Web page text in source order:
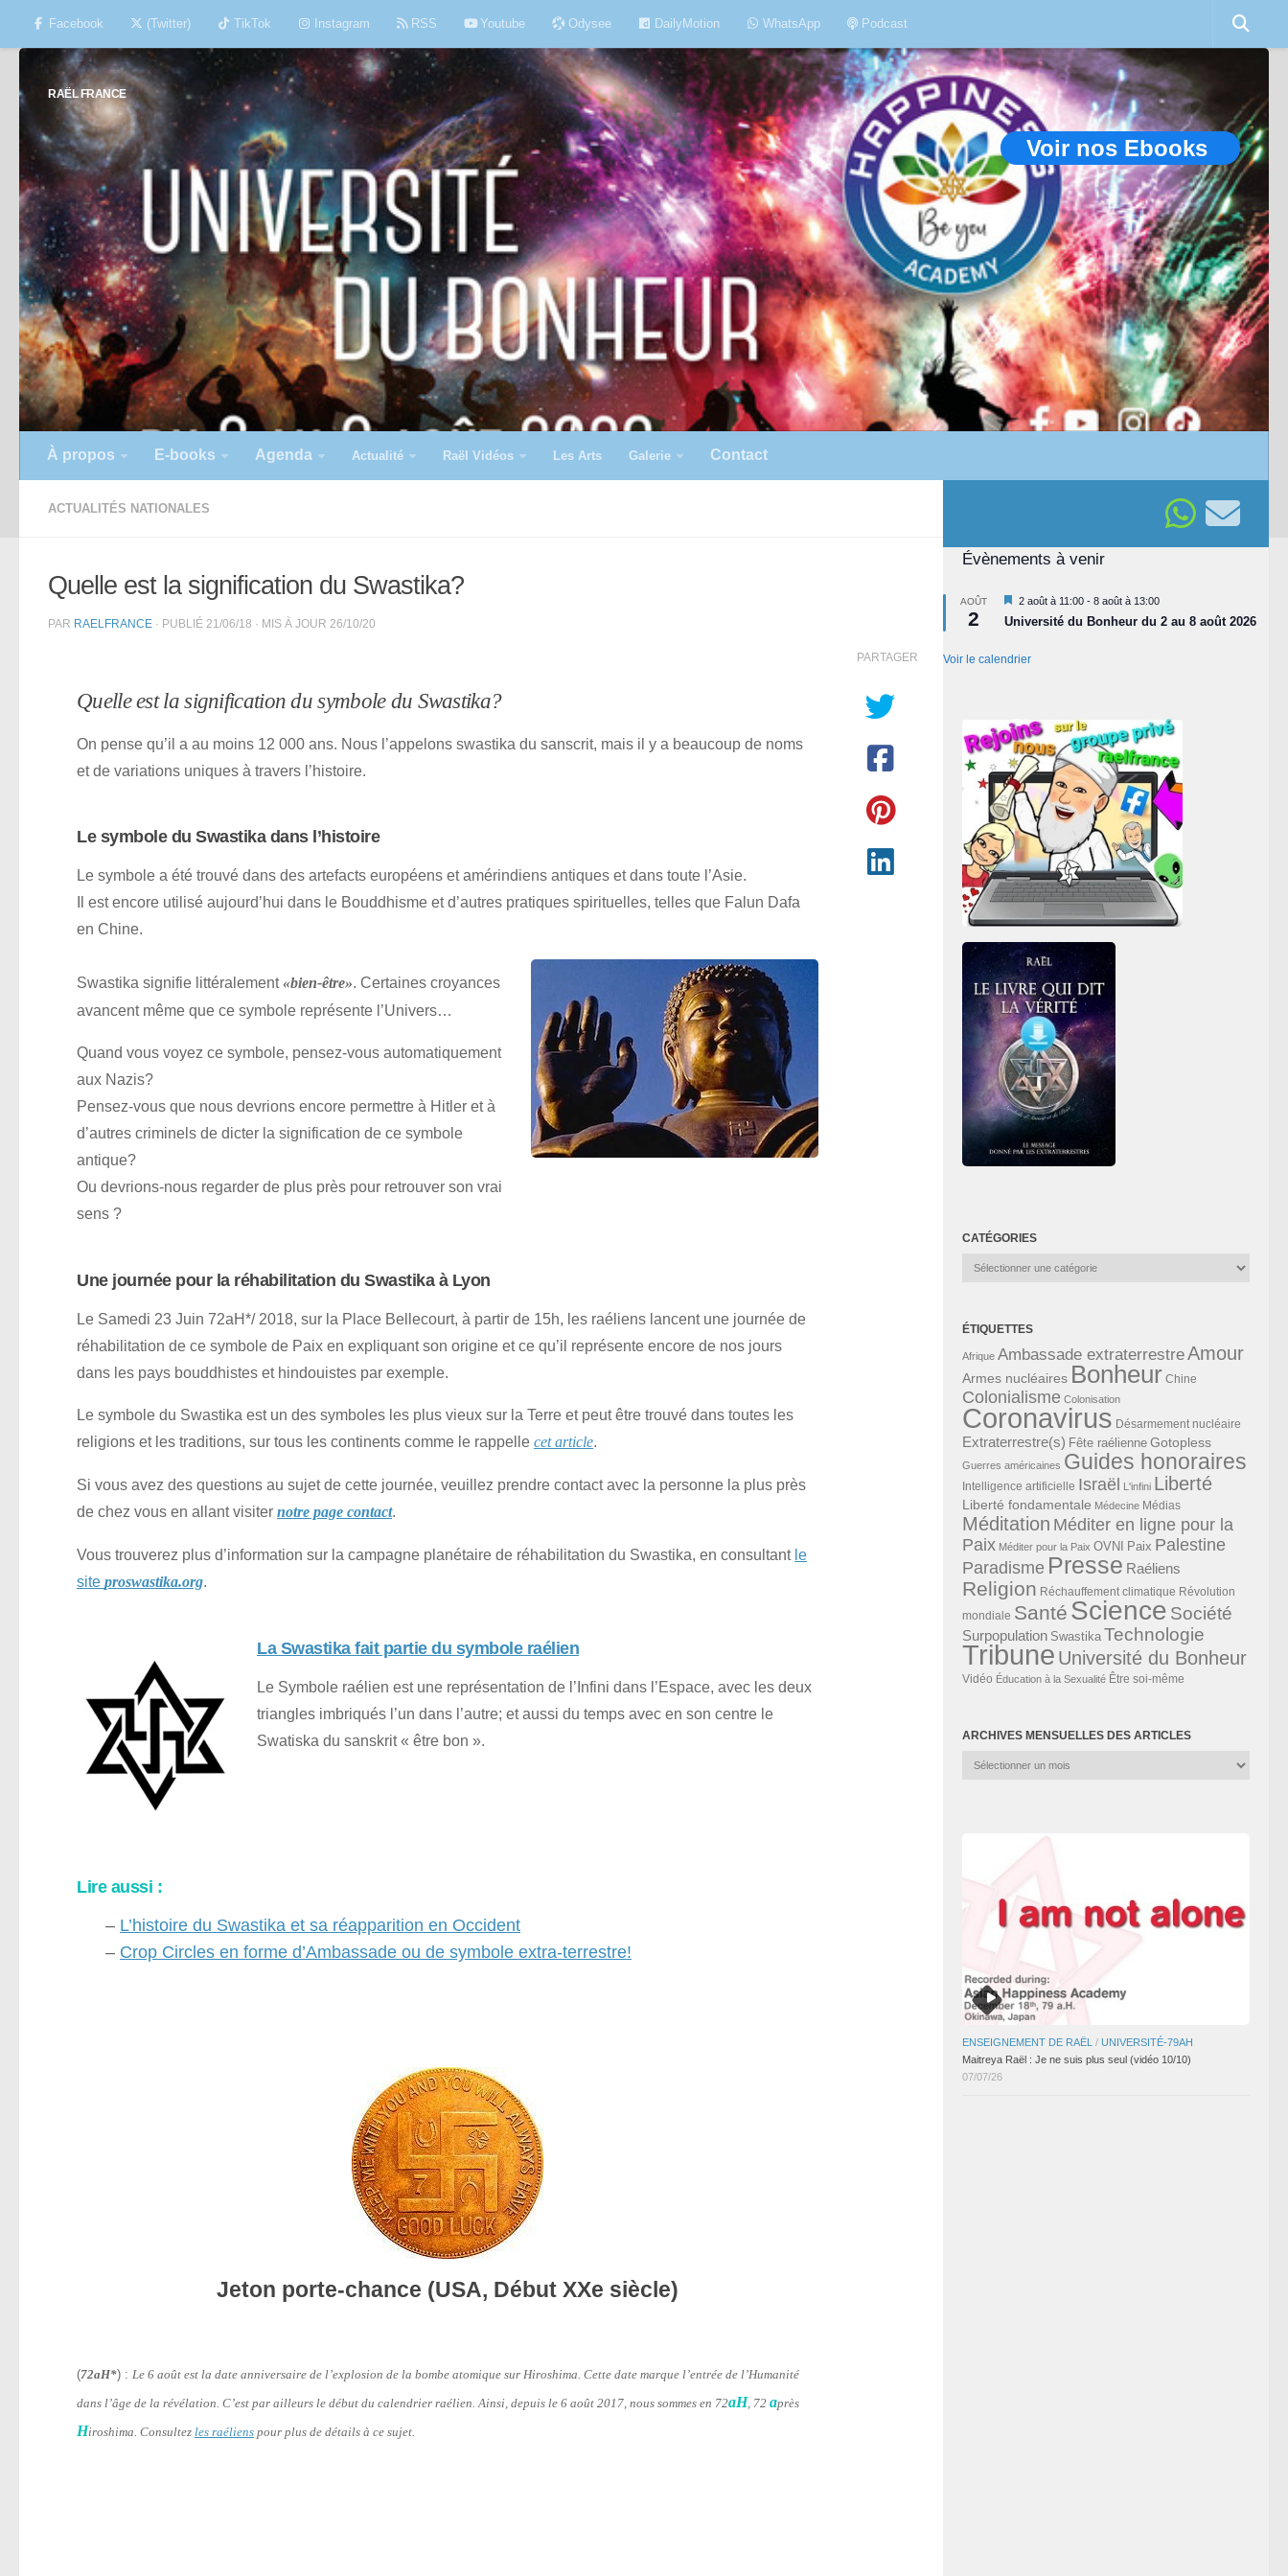
Skip to content
Facebook (Twitter) TikTok Instagram RSS Youtube Odysee DailyMotion WhatsApp Podcast
RAËL FRANCE
Voir nos Ebooks
À propos E-books Agenda Actualité Raël Vidéos Les Arts Galerie Contact
ACTUALITÉS NATIONALES
Quelle est la signification du Swastika?
PAR RAELFRANCE · PUBLIÉ 21/06/18 · MIS À JOUR 26/10/20
Quelle est la signification du symbole du Swastika?
On pense qu’il a au moins 12 000 ans. Nous l’appelons swastika du sanscrit, mais il y a beaucoup de noms
et de variations uniques à travers l’histoire.
Le symbole du Swastika dans l’histoire
Le symbole a été trouvé dans des artefacts européens et amérindiens antiques et dans toute l’Asie.
Il est encore utilisé aujourd’hui dans le Bouddhisme et d’autres pratiques spirituelles, telles que Falun Dafa
en Chine.
Swastika signifie littéralement«bien-être». Certaines croyances
avancent même que ce symbole représente l’Univers…
Quand vous voyez ce symbole, pensez-vous automatiquement
aux Nazis?
Pensez-vous que nous devrions encore permettre à Hitler et à
d’autres criminels de dicter la signification de ce symbole
antique?
Ou devrions-nous regarder de plus près pour retrouver son vrai
sens ?
Une journée pour la réhabilitation du Swastika à Lyon
Le Samedi 23 Juin 72aH*/ 2018, sur la Place Bellecourt, à partir de 15h, les raéliens lancent une journée de
réhabilitation de ce symbole de Paix en expliquant son origine et ce qu’il représente encore de nos jours
dans les pays bouddhistes et hindouistes par exemple.
Le symbole du Swastika est un des symboles les plus vieux sur la Terre et peut être trouvé dans toutes les
religions et les traditions, sur tous les continents comme le rappelle cet article.
Si vous avez des questions au sujet de cette journée, veuillez prendre contact avec la personne la plus près
de chez vous en allant visiter notre page contact.
Vous trouverez plus d’information sur la campagne planétaire de réhabilitation du Swastika, en consultant le
site proswastika.org.
La Swastika fait partie du symbole raélien
Le Symbole raélien est une représentation de l’Infini dans l’Espace, avec les deux
triangles imbriqués l’un dans l’autre; et aussi du temps avec en son centre le
Swatiska du sanskrit « être bon ».
Lire aussi :
– L’histoire du Swastika et sa réapparition en Occident
– Crop Circles en forme d’Ambassade ou de symbole extra-terrestre!
Jeton porte-chance (USA, Début XXe siècle)
(72aH*) : Le 6 août est la date anniversaire de l’explosion de la bombe atomique sur Hiroshima. Cette date marque l’entrée de l’Humanité
dans l’âge de la révélation. C’est par ailleurs le début du calendrier raélien. Ainsi, depuis le 6 août 2017, nous sommes en 72aH, 72 après
Hiroshima. Consultez les raéliens pour plus de détails à ce sujet.
PARTAGER
Évènements à venir
AOÛT
2
Mis
en
avant
2 août à 11:00 - 8 août à 13:00
Université du Bonheur du 2 au 8 août 2026
Voir le calendrier
CATÉGORIES
Catégories
ÉTIQUETTES
Afrique Ambassade extraterrestreAmour
Armes nucléaires Bonheur Chine
Colonialisme Colonisation
Coronavirus Désarmement nucléaire
Extraterrestre(s) Fête raélienne Gotopless
Guerres américaines Guides honoraires
Intelligence artificielle Israël L'infini Liberté
Liberté fondamentale Médecine Médias
Méditation Méditer en ligne pour la
Paix Méditer pour la Paix OVNI Paix Palestine
Paradisme Presse Raéliens
Religion Réchauffement climatique Révolution
mondiale Santé Science Société
Surpopulation Swastika Technologie
Tribune Université du Bonheur
Vidéo Éducation à la Sexualité Être soi-même
ARCHIVES MENSUELLES DES ARTICLES
Archives
ENSEIGNEMENT DE RAËL / UNIVERSITÉ-79AH
Maitreya Raël : Je ne suis plus seul (vidéo 10/10)
07/07/26